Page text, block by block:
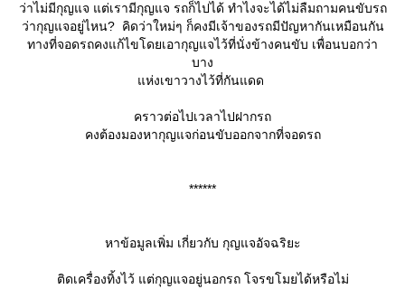
ว่าไม่มีกุญแจ แต่เรามีกุญแจ รถก็ไปได้ ทำไงจะได้ไม่ลืมถามคนขับรถ
ว่ากุญแจอยู่ไหน? คิดว่าใหม่ๆ ก็คงมีเจ้าของรถมีปัญหากันเหมือนกัน
ทางที่จอดรถคงแก้ไขโดยเอากุญแจไว้ที่นั่งข้างคนขับ เพื่อนบอกว่า
บาง
ห่งเขาวางไว้ที่กันแดด
คราวต่อไปเวลาไปฝากรถ
คงต้องมองหากุญแจก่อนขับออกจากที่จอดรถ
******
หาข้อมูลเพิ่ม เกี่ยวกับ กุญแจอัจฉริยะ
ติดเครื่องทิ้งไว้ แต่กุญแจอยู่นอกรถ โจรขโมยได้หรือไม่